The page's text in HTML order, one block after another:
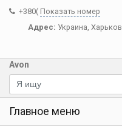
+380( Показать номер
Адрес: Украина,
Avon
Главное меню